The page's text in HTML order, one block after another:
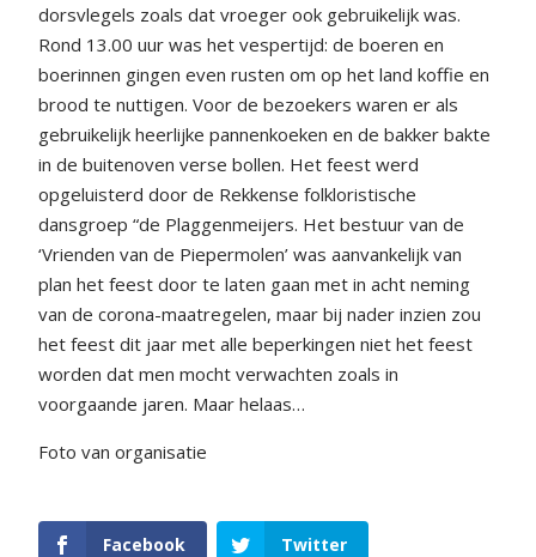
dorsvlegels zoals dat vroeger ook gebruikelijk was.
Rond 13.00 uur was het vespertijd: de boeren en
boerinnen gingen even rusten om op het land koffie en
brood te nuttigen. Voor de bezoekers waren er als
gebruikelijk heerlijke pannenkoeken en de bakker bakte
in de buitenoven verse bollen. Het feest werd
opgeluisterd door de Rekkense folkloristische
dansgroep “de Plaggenmeijers. Het bestuur van de
‘Vrienden van de Piepermolen’ was aanvankelijk van
plan het feest door te laten gaan met in acht neming
van de corona-maatregelen, maar bij nader inzien zou
het feest dit jaar met alle beperkingen niet het feest
worden dat men mocht verwachten zoals in
voorgaande jaren. Maar helaas…
Foto van organisatie
Facebook Twitter